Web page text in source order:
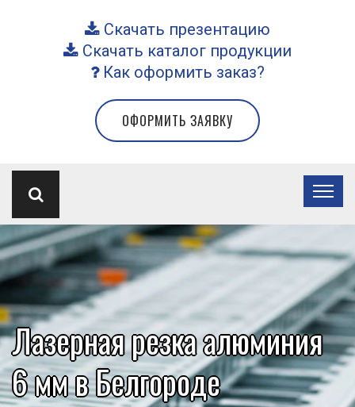
Скачать презентацию
Скачать каталог продукции
Как оформить заказ?
ОФОРМИТЬ ЗАЯВКУ
Лазерная резка алюминия
6 мм в Белгороде